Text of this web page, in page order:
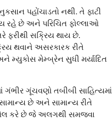
પહોંચાડતો નથી. તે ફાટી
રહે છે અને પરિચિત ફોલ્લાઓ
ફરીથી સક્રિય થાય છે.
થવાને અસરકારક રીતે
મ્યુકોસ મેમ્બ્રેન સુધી મર્યાદિત
ગૂંચવણો તબીબી સાહિત્યમાં
છે અને સામાન્ય રીતે
કરે છે જે અલગથી સમજવા